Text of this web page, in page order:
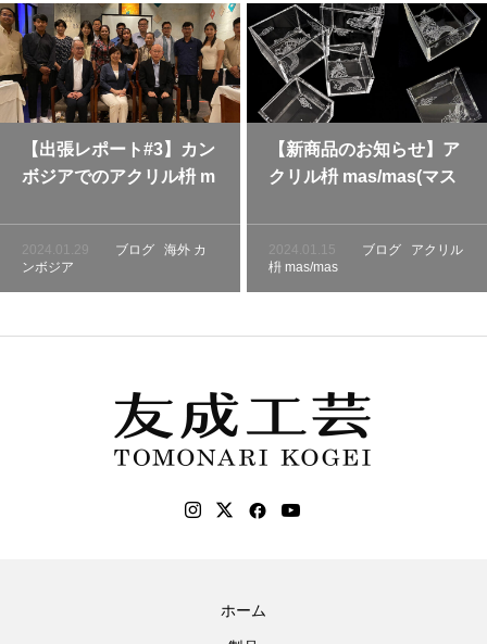
【出張レポート#3】カン
ボジアでのアクリル枡 m
プロモーション（シェム
リアップ編 2024年1月4
2024.01.29 ブログ 海外 カ
ンボジア
【新商品のお知らせ】ア
クリル枡 mas/mas(マス
シリーズ販売
2024.01.15 ブログ
アクリル
枡 mas/mas
ホーム